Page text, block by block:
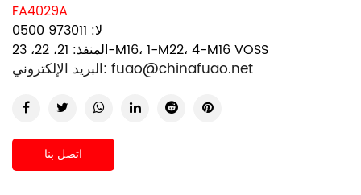
FA4029A
لا: 973011 0500
المنفذ: 21، 22، 23-M16، 1-M22، 4-M16 VOSS
البريد الإلكتروني: fuao@chinafuao.net
اتصل بنا